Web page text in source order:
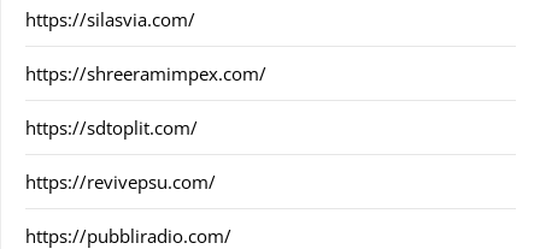
https://silasvia.com/
https://shreeramimpex.com/
https://sdtoplit.com/
https://revivepsu.com/
https://pubbliradio.com/